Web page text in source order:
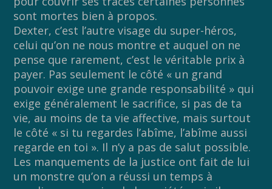
sont mortes bien à propos.
Dexter, c’est l’autre visage du super-héros,
celui qu’on ne nous montre et auquel on ne
pense que rarement, c’est le véritable prix à
payer. Pas seulement le côté « un grand
pouvoir exige une grande responsabilité » qui
exige généralement le sacrifice, si pas de ta
vie, au moins de ta vie affective, mais surtout
le côté « si tu regardes l’abîme, l’abîme aussi
regarde en toi ». Il n’y a pas de salut possible.
Les manquements de la justice ont fait de lui
un monstre qu’on a réussi un temps à